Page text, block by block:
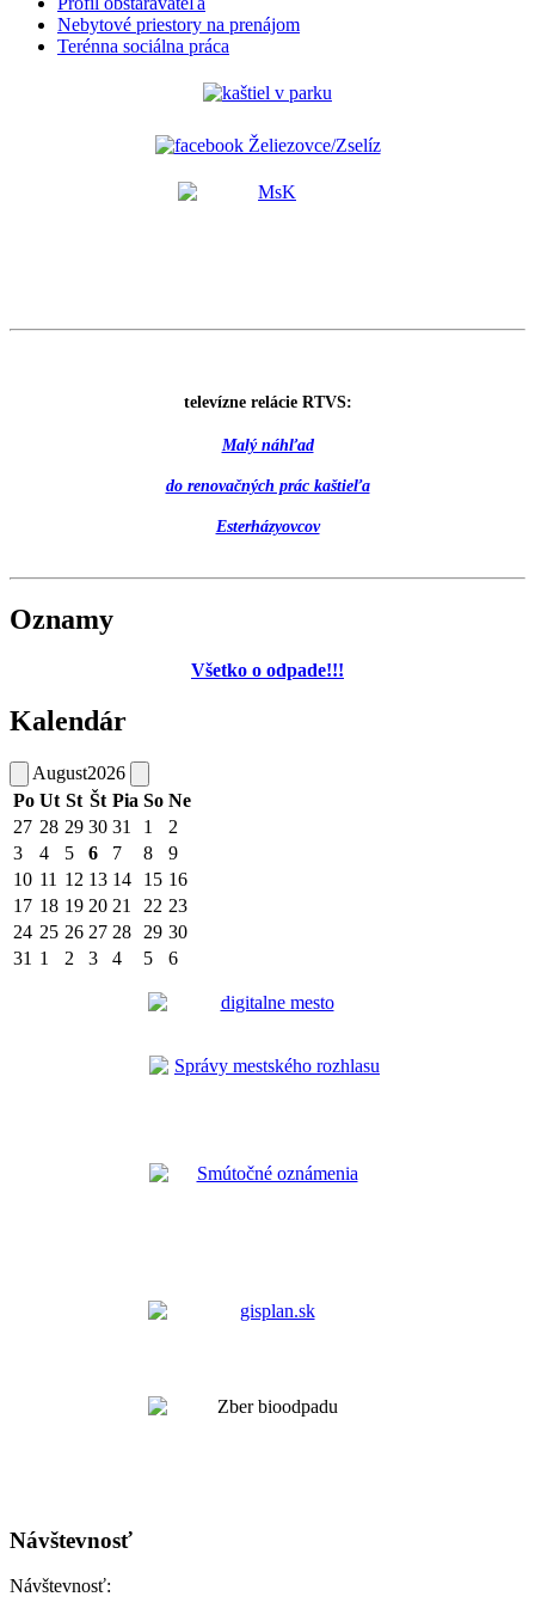
Nebytové priestory na prenájom
Terénna sociálna práca
televízne relácie RTVS:
Malý náhľad
do renovačných prác kaštieľa
Esterházyovcov
Oznamy
Všetko o odpade!!!
Kalendár
August2026
Po Ut St Št Pia So Ne
27 28 29 30 31 1
2
3
4 5 6 7 8
9
10 11 12 13 14 15 16
17 18 19 20 21 22 23
24 25 26 27 28 29 30
31 1 2 3 4 5 6
Návštevnosť
Návštevnosť: